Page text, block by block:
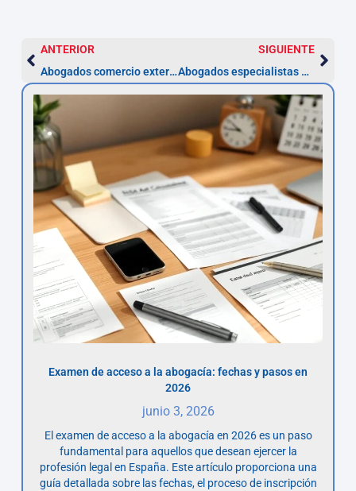
ANTERIOR
Abogados comercio exterior en Toledo | Asesor.legal
SIGUIENTE
Abogados especialistas en Derecho Comunitario en Toledo
Examen de acceso a la abogacía: fechas y pasos en
2026
junio 3, 2026
El examen de acceso a la abogacía en 2026 es un paso
fundamental para aquellos que desean ejercer la
profesión legal en España. Este artículo proporciona una
guía detallada sobre las fechas, el proceso de inscripción